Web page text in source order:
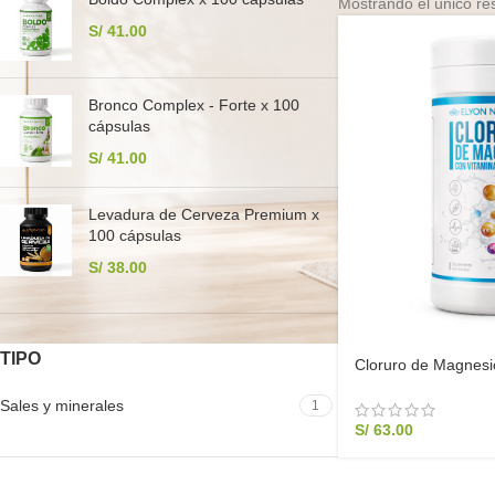
S/ 41.00
Bronco Complex - Forte x 100
cápsulas
S/ 41.00
Levadura de Cerveza Premium x
100 cápsulas
S/ 38.00
TIPO
Sales y minerales 1
Cloruro de
S/63.00